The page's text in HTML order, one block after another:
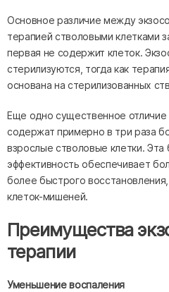
Основное различие между
терапией стволовыми клетками
первая не содержит клеток.
стерилизуются, тогда как
основана на стерилизованных
Еще одно существенное
содержат примерно в три раза
взрослые стволовые клетки. Эта
эффективность обеспечивает
более быстрого
клеток-мишеней.
Преимущества
терапии
Уменьшение воспаления